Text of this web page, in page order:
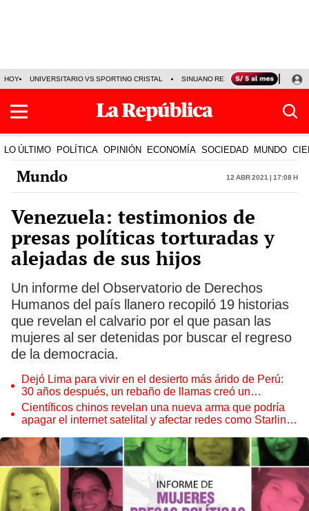
HOY UNIVERSITARIO VS SPORTING CRISTAL SINUANO RESULTADOS HOY
LO ÚLTIMO POLÍTICA OPINIÓN ECONOMÍA SOCIEDAD MUNDO
Mundo 12 Abr 2021 | 17:08 h
Venezuela: testimonios de
presas políticas torturadas y
alejadas de sus hijos
Un informe del Observatorio de Derechos
Humanos del país llanero recopiló 19 historias
que revelan el calvario por el que pasan las
mujeres al ser detenidas por buscar el regreso
de la democracia.
Dejó Lima para vivir en el desierto más árido de Perú:
30 años después, un rebaño de llamas creó un
sorprendente ecosistema
Científicos chinos revelan una nueva arma que podría
apagar el internet satelital y afectar redes como Starlink